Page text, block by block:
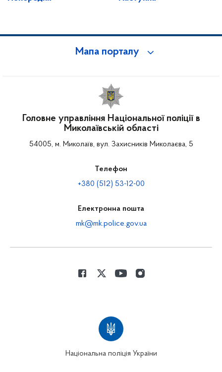
Мапа порталу
Головне управління Національної поліції в
Миколаївській області
54005, м. Миколаїв, вул. Захисників Миколаєва, 5
Телефон
+380 (512) 53-12-00
Електронна пошта
mk@mk.police.gov.ua
Національна поліція України